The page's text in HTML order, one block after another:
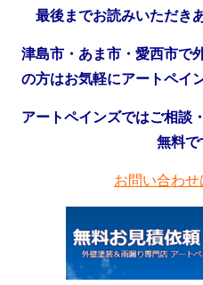
最後までお読みいただき
津島市・あま市・愛西市で
の方はお気軽にアートペイ
アートペインズではご相談
無料で
お問い合わ